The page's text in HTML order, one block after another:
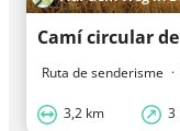
Camí circular
Ruta de senderisme ·
3,2 km 3